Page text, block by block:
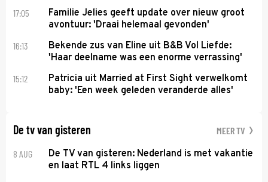
17:05
Familie Jelies geeft update over nieuw groot
avontuur: 'Draai helemaal gevonden'
16:13
Bekende zus van Eline uit B&B Vol Liefde:
'Haar deelname was een enorme verrassing'
15:12
Patricia uit Married at First Sight verwelkomt
baby: 'Een week geleden veranderde alles'
De tv van gisteren MEER TV
8 AUG
De TV van gisteren: Nederland is met vakantie
en laat RTL 4 links liggen